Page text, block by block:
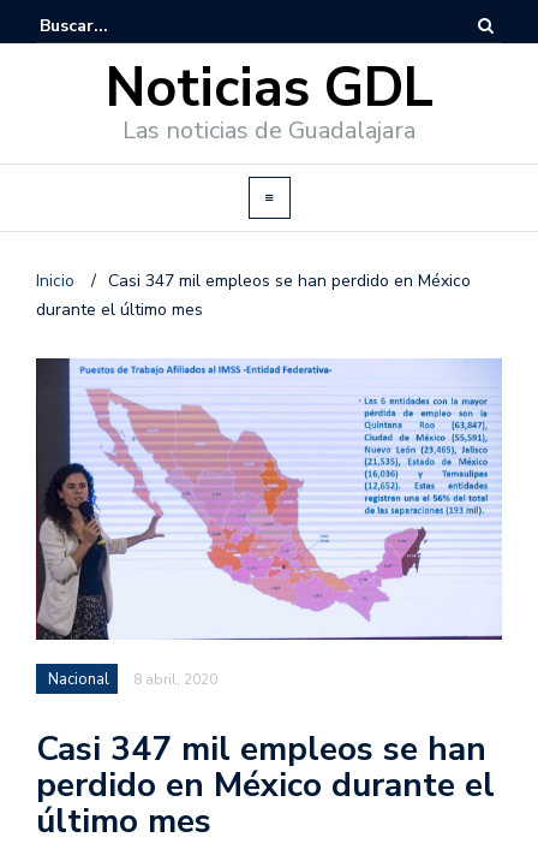
Noticias GDL
Las noticias de Guadalajara
Inicio / Casi 347 mil empleos se han perdido en México
durante el último mes
Nacional 8 abril, 2020
Casi 347 mil empleos se han
perdido en México durante el
último mes